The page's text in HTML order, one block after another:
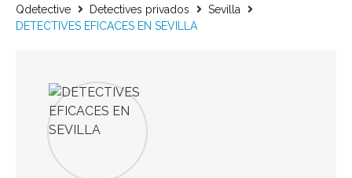
Qdetective Detectives privados
Sevilla
DETECTIVES EFICACES EN SEVILLA